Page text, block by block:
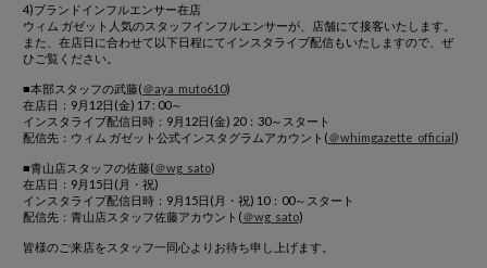
4)ブランドインフルエンサー在店
ウィム ガゼット人気のスタッフインフルエンサーが、店舗にて接客いたします。
また、在店日に合わせて以下日程にてインスタライブ配信もいたしますので、ぜ
ひご覧ください。
■本部スタッフの武藤(＠aya_muto610)
在店日：9月12日(金) 17 : 00～
インスタライブ配信日時：9月12日(金) 20：30～スタート
配信先：ウィム ガゼット公式インスタグラムアカウント(＠whimgazette_official)
■青山店スタッフの佐藤(＠wg_sato)
在店日：9月15日(月・祝)
インスタライブ配信日時：9月15日(月・祝) 10：00～スタート
配信先：青山店スタッフ佐藤アカウント(＠wg_sato)
皆様のご来店をスタッフ一同心よりお待ち申し上げます。